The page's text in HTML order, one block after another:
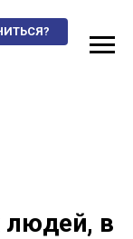
людей, в